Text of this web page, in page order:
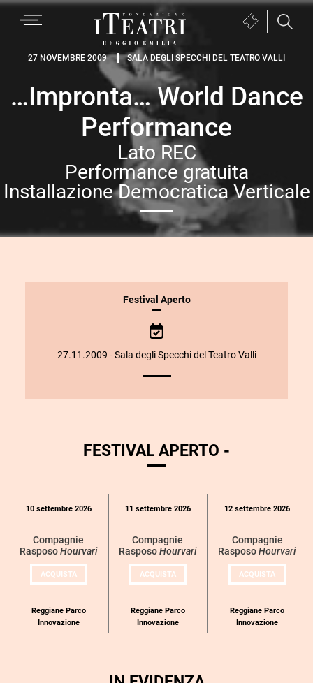
Passa
primaria
Passa
principale
Passa
Fondazione
Teatri
Emilia
Biglietteria
apre
una
27 NOVEMBRE 2009 SALA DEGLI SPECCHI DEL TEATRO VALLI
…Impronta… World Dance
Performance
Lato REC
Performance gratuita
Installazione Democratica Verticale
INFORMAZIONIFestival Aperto
27.11.2009 - Sala degli Specchi del Teatro Valli
FESTIVAL APERTO -
categoria
10 settembre 2026
Compagnie
RasposoHourvari
ACQUISTAUN
BIGLIETTO
Reggiane Parco
Innovazione
11 settembre 2026
Compagnie
RasposoHourvari
ACQUISTAUN
BIGLIETTO
Reggiane Parco
Innovazione
12 settembre 2026
Compagnie
RasposoHourvari
ACQUISTAUN
BIGLIETTO
Reggiane Parco
Innovazione